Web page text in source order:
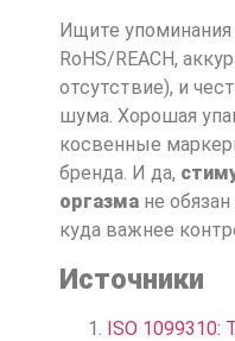
Ищите упоминания
RoHS/REACH,
отсутствие), и
шума. Хорошая
косвенные
бренда. И да,
оргазма не
куда важнее
Источники
ISO 1099310: